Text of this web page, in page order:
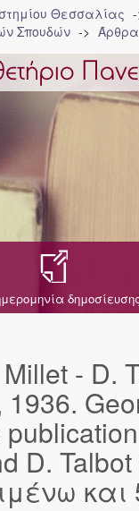
Θεσσαλίας
Σπουδών
Άρθρα
Millet -
D.